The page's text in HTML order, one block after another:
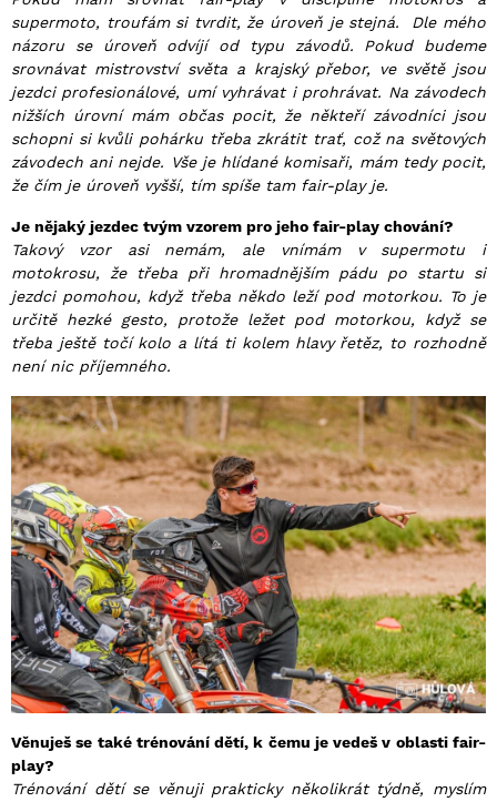
supermoto, troufám si tvrdit, že úroveň je stejná. Dle mého
názoru se úroveň odvíjí od typu závodů. Pokud budeme
srovnávat mistrovství světa a krajský přebor, ve světě jsou
jezdci profesionálové, umí vyhrávat i prohrávat. Na závodech
nižších úrovní mám občas pocit, že někteří závodníci jsou
schopni si kvůli pohárku třeba zkrátit trať, což na světových
závodech ani nejde. Vše je hlídané komisaři, mám tedy pocit,
že čím je úroveň vyšší, tím spíše tam fair-play je.
Je nějaký jezdec tvým vzorem pro jeho fair-play chování?
Takový vzor asi nemám, ale vnímám v supermotu i
motokrosu, že třeba při hromadnějším pádu po startu si
jezdci pomohou, když třeba někdo leží pod motorkou. To je
určitě hezké gesto, protože ležet pod motorkou, když se
třeba ještě točí kolo a lítá ti kolem hlavy řetěz, to rozhodně
není nic příjemného.
Věnuješ se také trénování dětí, k čemu je vedeš v oblasti fair-
play?
Trénování dětí se věnuji prakticky několikrát týdně, myslím